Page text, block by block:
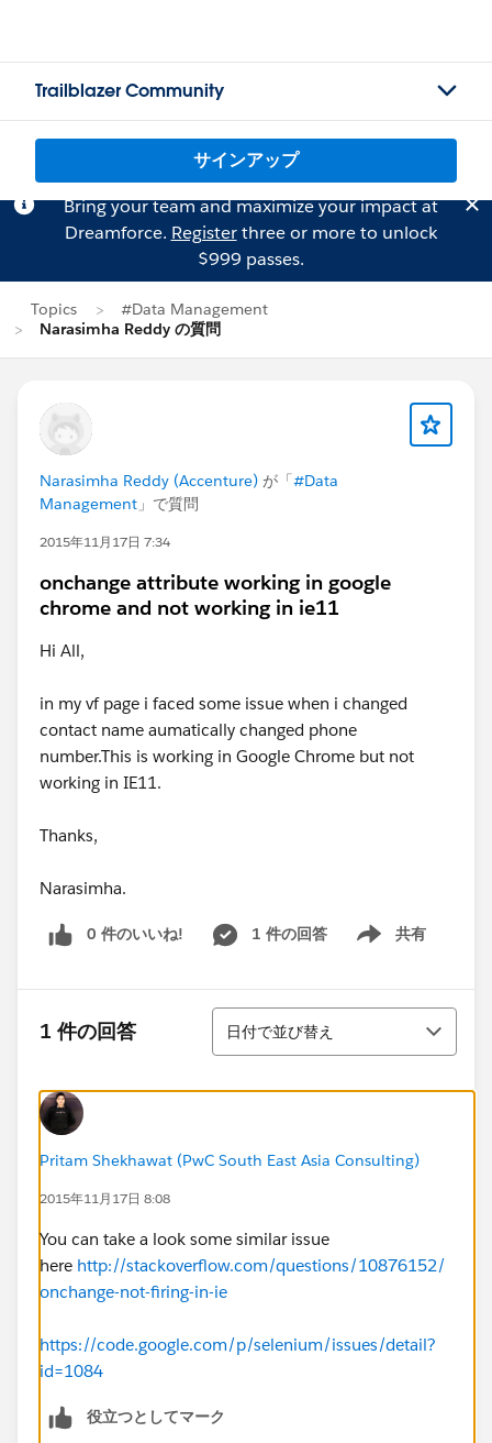
Trailblazer Community
サインアップ
Bring your team and maximize your impact at
Dreamforce. Registerthree or more to unlock
$999 passes.
Topics
#Data Management
Narasimha Reddy の質問
Narasimha Reddy (Accenture) が「#Data
Management 」で質問
2015年11月17日 7:34
onchange attribute working in google
chrome and not working in ie11
Hi All,
in my vf page i faced some issue when i changed
contact name aumatically changed phone
number.This is working in Google Chrome but not
working in IE11.
Thanks,
Narasimha.
0 件のいいね! 1 件の回答 共有
Show menu
1 件の回答
並び替え
日付で並び替え
Pritam Shekhawat (PwC South East Asia Consulting)
2015年11月17日 8:08
You can take a look some similar issue
here http://stackoverflow.com/questions/10876152/
onchange-not-firing-in-ie
https://code.google.com/p/selenium/issues/detail?
id=1084
役立つとしてマーク